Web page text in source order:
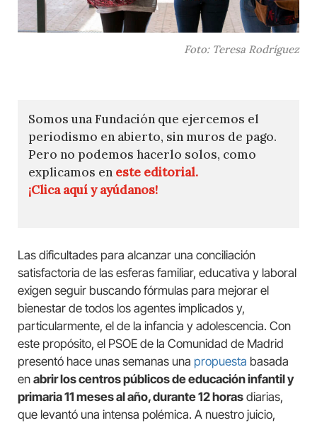
Foto: Teresa Rodríguez
Somos una Fundación que ejercemos el
periodismo en abierto, sin muros de pago.
Pero no podemos hacerlo solos, como
explicamos en este editorial.
¡Clica aquí y ayúdanos!
Las dificultades para alcanzar una conciliación
satisfactoria de las esferas familiar, educativa y laboral
exigen seguir buscando fórmulas para mejorar el
bienestar de todos los agentes implicados y,
particularmente, el de la infancia y adolescencia. Con
este propósito, el PSOE de la Comunidad de Madrid
presentó hace unas semanas una propuesta basada
en abrir los centros públicos de educación infantil y
primaria 11 meses al año, durante 12 horas diarias,
que levantó una intensa polémica. A nuestro juicio,